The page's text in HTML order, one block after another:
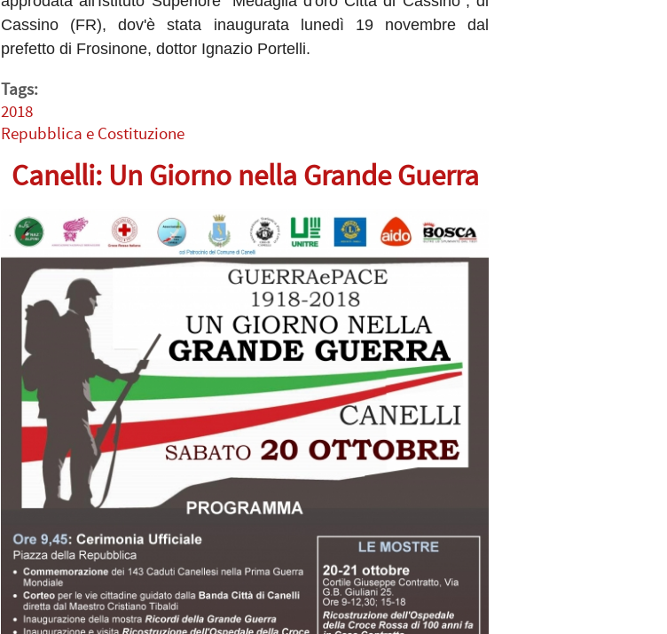
Cassino (FR), dov'è stata inaugurata lunedì 19 novembre dal
prefetto di Frosinone, dottor Ignazio Portelli.
Tags:
2018
Repubblica e Costituzione
Canelli: Un Giorno nella Grande Guerra